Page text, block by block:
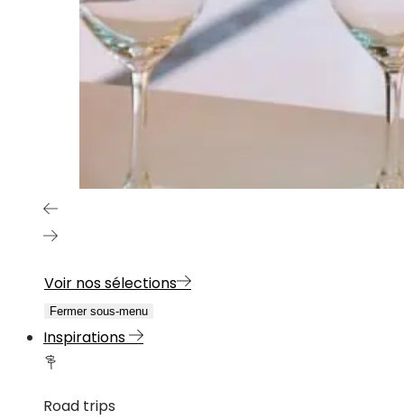
Voir nos sélections
Fermer sous-menu
Inspirations
Road trips